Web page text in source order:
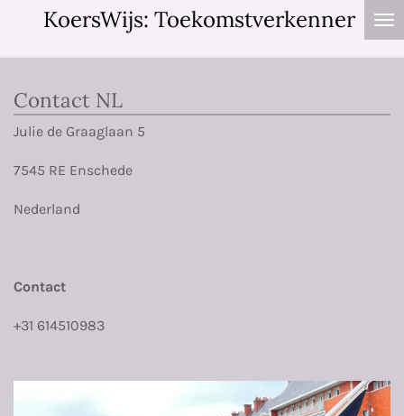
de
hoofdinhoud
KoersWijs: Toekomstverkenner
Contact NL
Julie de Graaglaan 5
7545 RE Enschede
Nederland
Contact
+31 614510983